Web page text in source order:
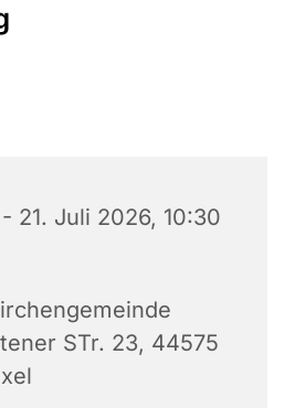
21. Juli 2026, 10:30
STr. 23, 44575